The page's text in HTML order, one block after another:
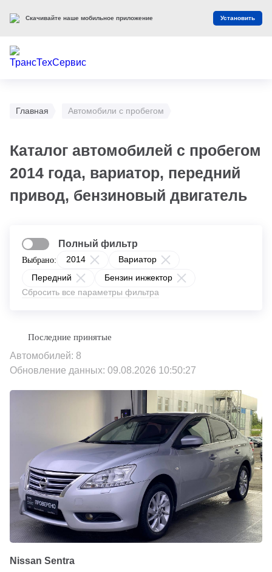
Главная Автомобили с пробегом
Каталог автомобилей с пробегом
2014 года, вариатор, передний
привод, бензиновый двигатель
Выбрано: 2014
Вариатор
Передний
Бензин инжектор
Сбросить все параметры фильтра
Полный фильтр
Автомобилей: 8
Обновление данных: 09.08.2026 10:50:27
Nissan Sentra
Скачивайте наше мобильное приложение Установить